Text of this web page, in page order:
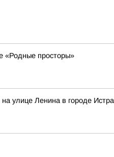
«Родные просторы»
улице Ленина в городе Истра